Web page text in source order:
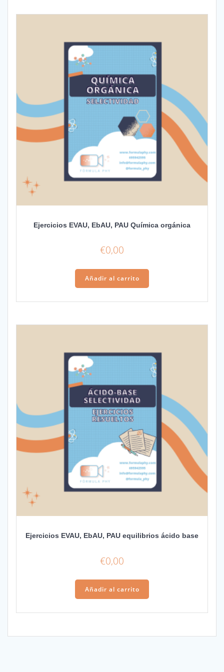
Ejercicios EVAU, EbAU, PAU Química orgánica
€0,00
Añadir al carrito
Ejercicios EVAU, EbAU, PAU equilibrios ácido base
€0,00
Añadir al carrito